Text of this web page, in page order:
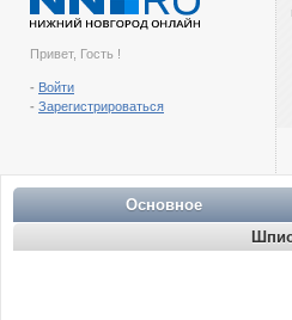
Привет, Гость !
- Войти
- Зарегистрироваться
Основное